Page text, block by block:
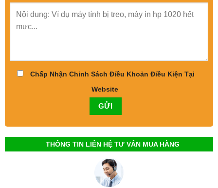
Chấp Nhận Chinh Sách Điều Khoản Điều Kiện Tại
Website
THÔNG TIN LIÊN HỆ TƯ VẤN MUA HÀNG